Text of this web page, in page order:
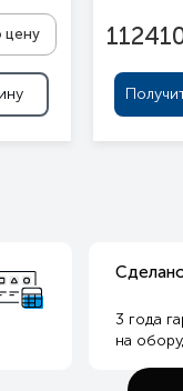
цену
3 года
на